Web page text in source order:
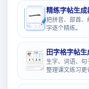
精练字帖生成
把拼音、部首、
字逐个精练。
田字格字帖生
生字、词语、句
整理课文练习更